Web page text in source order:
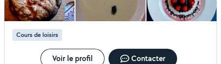
Cours de loisirs
Voir le profil Contacter